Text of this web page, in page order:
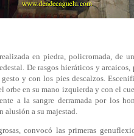
en piedra, policromada, de
De rasgos hieráticos y
y con los pies descalzos.
orbe en su mano izquierda y con el
a la sangre derramada por los
alusión a su majestad.
convocó las primeras